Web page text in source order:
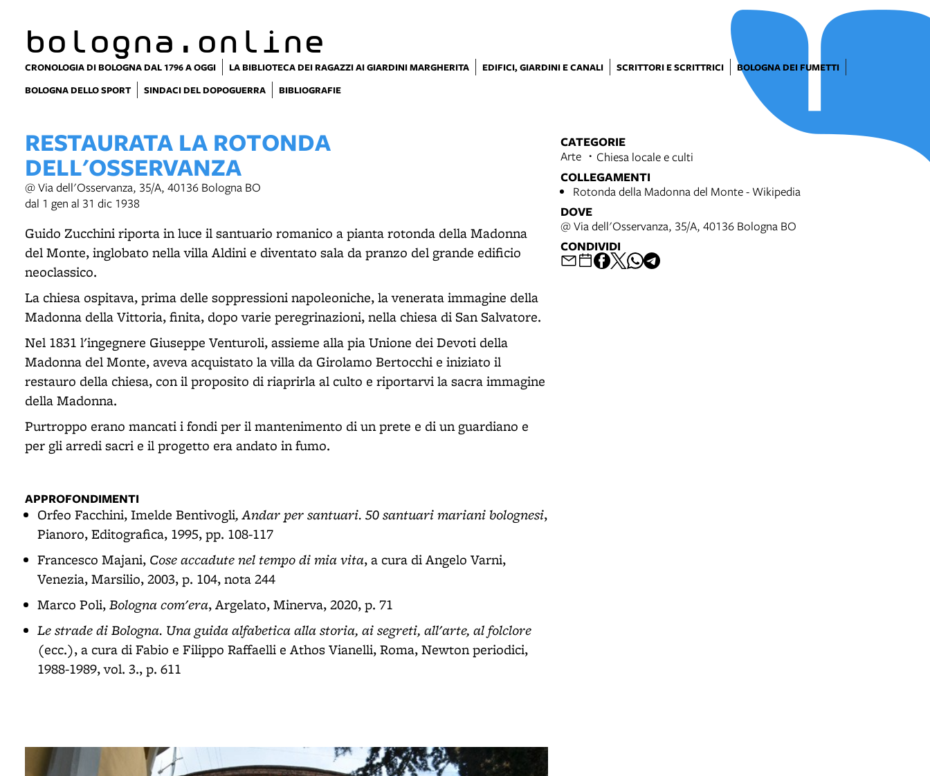
bologna.online
CRONOLOGIA DI BOLOGNA DAL 1796 A OGGI LA BIBLIOTECA DEI RAGAZZI AI GIARDINI MARGHERITA EDIFICI, GIARDINI E CANALI SCRITTORI E SCRITTRICI
BOLOGNA DEI FUMETTI
BOLOGNA DELLO SPORT
SINDACI DEL DOPOGUERRA BIBLIOGRAFIE
RESTAURATA LA ROTONDA
DELL'OSSERVANZA
@ Via dell'Osservanza, 35/A, 40136 Bologna BO
dal 1 gen al 31 dic 1938
Guido Zucchini riporta in luce il santuario romanico a pianta rotonda della Madonna
del Monte, inglobato nella villa Aldini e diventato sala da pranzo del grande edificio
neoclassico.
La chiesa ospitava, prima delle soppressioni napoleoniche, la venerata immagine della
Madonna della Vittoria, finita, dopo varie peregrinazioni, nella chiesa di San Salvatore.
Nel 1831 l'ingegnere Giuseppe Venturoli, assieme alla pia Unione dei Devoti della
Madonna del Monte, aveva acquistato la villa da Girolamo Bertocchi e iniziato il
restauro della chiesa, con il proposito di riaprirla al culto e riportarvi la sacra immagine
della Madonna.
Purtroppo erano mancati i fondi per il mantenimento di un prete e di un guardiano e
per gli arredi sacri e il progetto era andato in fumo.
APPROFONDIMENTI
Orfeo Facchini, Imelde Bentivogli, Andar per santuari. 50 santuari mariani bolognesi,
Pianoro, Editografica, 1995, pp. 108-117
Francesco Majani, Cose accadute nel tempo di mia vita, a cura di Angelo Varni,
Venezia, Marsilio, 2003, p. 104, nota 244
Marco Poli,Bologna com'era, Argelato, Minerva, 2020, p. 71
Le strade di Bologna. Una guida alfabetica alla storia, ai segreti, all'arte, al folclore
(ecc.), a cura di Fabio e Filippo Raffaelli e Athos Vianelli, Roma, Newton periodici,
1988-1989, vol. 3., p. 611
CATEGORIE
Arte
Chiesa locale e culti
COLLEGAMENTI
Rotonda della Madonna del Monte - Wikipedia
DOVE
@ Via dell'Osservanza, 35/A, 40136 Bologna BO
CONDIVIDI